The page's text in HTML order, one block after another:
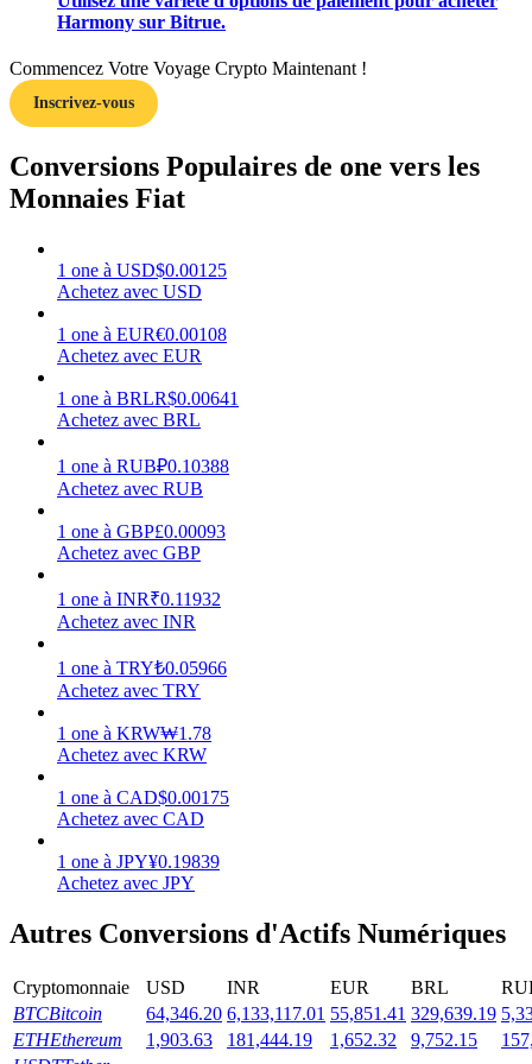
Gagner
Gagnez quotidiennement des récompenses compétitives
Jalonnement
Des rendements élevés et un accès instantané
Launchpool
Staking flexible pour gagner des jetons populaires
Harmony sur Bitrue.
Commencez Votre Voyage Crypto Maintenant !
Inscrivez-vous
Conversions Populaires de one vers les
Monnaies Fiat
1 one à USD$0.00125
Achetez avec USD
1 one à EUR€0.00108
Achetez avec EUR
1 one à BRLR$0.00641
Achetez avec BRL
1 one à RUB₽0.10388
Achetez avec RUB
1 one à GBP£0.00093
Achetez avec GBP
1 one à INR₹0.11932
Achetez avec INR
1 one à TRY₺0.05966
Achetez avec TRY
1 one à KRW₩1.78
Achetez avec KRW
1 one à CAD$0.00175
Achetez avec CAD
1 one à JPY¥0.19839
Achetez avec JPY
Autres Conversions d'Actifs Numériques
Cryptomonnaie USD INR EUR BRL
BTCBitcoin 64,346.20 6,133,117.01 55,851.41 329,639.19
ETHEthereum 1,903.63 181,444.19 1,652.32 9,752.15